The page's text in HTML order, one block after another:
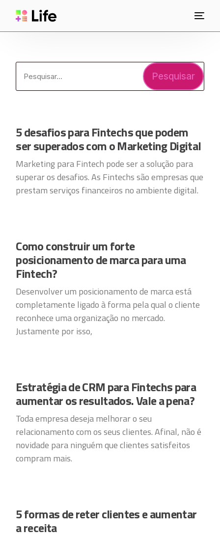
Pesquisar
5 desafios para Fintechs que podem
ser superados com o Marketing Digital
Marketing para Fintech pode ser a solução para
superar os desafios. As Fintechs são empresas que
prestam serviços financeiros no ambiente digital.
Como construir um forte
posicionamento de marca para uma
Fintech?
Desenvolver um posicionamento de marca está
completamente ligado à forma pela qual o cliente
reconhece uma organização no mercado.
Justamente por isso,
Estratégia de CRM para Fintechs para
aumentar os resultados. Vale a pena?
Toda empresa deseja melhorar o seu
relacionamento com os seus clientes. Afinal, não é
novidade para ninguém que clientes satisfeitos
compram mais.
5 formas de reter clientes e aumentar
a receita